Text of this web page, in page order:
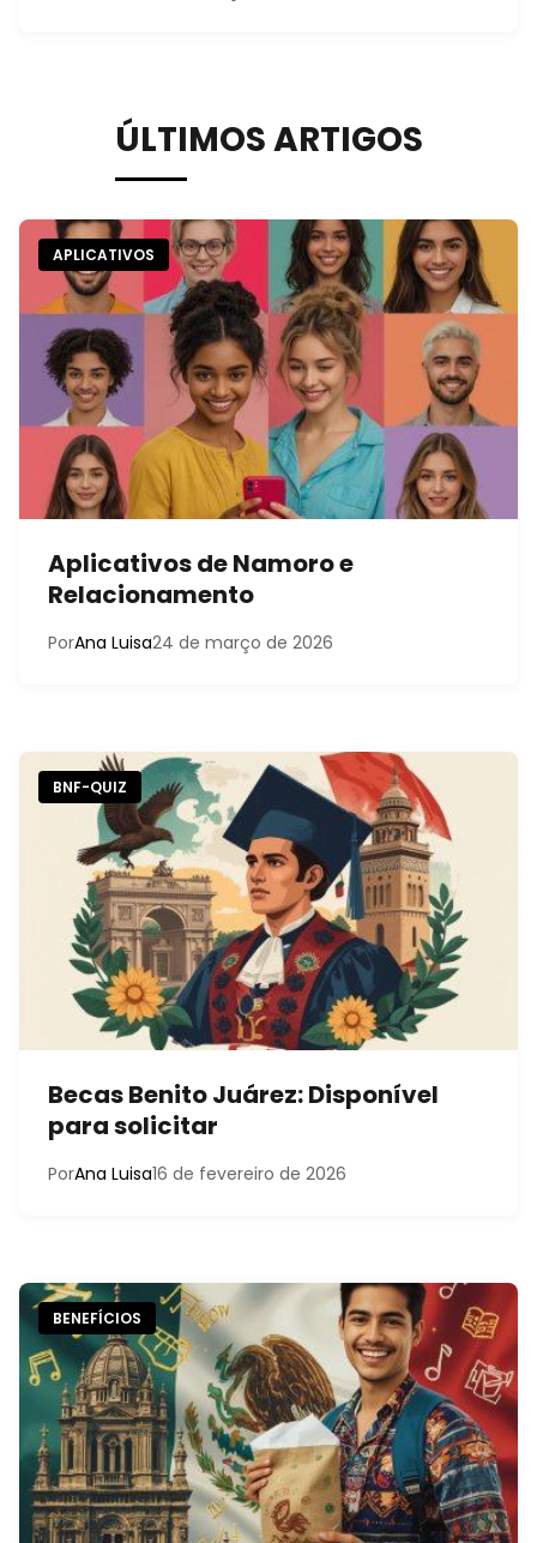
ÚLTIMOS ARTIGOS
APLICATIVOS
Aplicativos de Namoro e
Relacionamento
PorAna Luisa24 de março de 2026
BNF-QUIZ
Becas Benito Juárez: Disponível
para solicitar
PorAna Luisa16 de fevereiro de 2026
BENEFÍCIOS